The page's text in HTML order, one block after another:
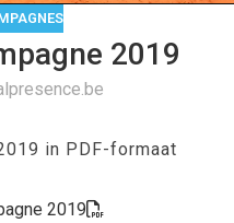
2019
in PDF-formaat
2019